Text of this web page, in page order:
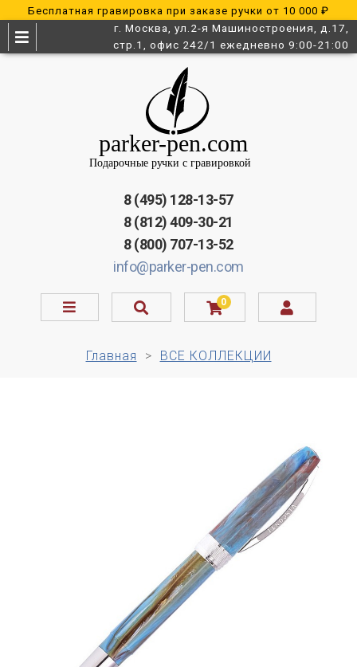
Бесплатная гравировка при заказе ручки от 10 000 ₽
г. Москва, ул.2-я Машиностроения, д.17,
стр.1, офис 242/1 ежедневно 9:00-21:00
8 (495) 128-13-57
8 (812) 409-30-21
8 (800) 707-13-52
info@parker-pen.com
0
Главная ВСЕ КОЛЛЕКЦИИ